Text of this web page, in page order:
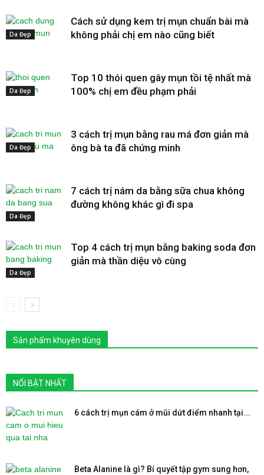
Da Đẹp
Cách sử dụng kem trị mụn chuẩn bài mà
không phải chị em nào cũng biết
Da Đẹp
Top 10 thói quen gây mụn tồi tệ nhất mà
100% chị em đều phạm phải
Da Đẹp
3 cách trị mụn bằng rau má đơn giản mà
ông bà ta đã chứng minh
Da Đẹp
7 cách trị nám da bằng sữa chua không
đường không khác gì đi spa
Da Đẹp
Top 4 cách trị mụn bằng baking soda đơn
giản mà thần diệu vô cùng
Sản phẩm khuyên dùng
NỔI BẬT NHẤT
6 cách trị mụn cám ở mũi dứt điểm nhanh tại...
Beta Alanine là gì? Bí quyết tập gym sung hơn,